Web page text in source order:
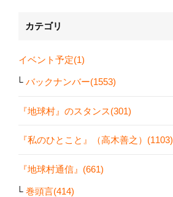
カテゴリ
イベント予定(1)
バックナンバー(1553)
『地球村』のスタンス(301)
『私のひとこと』（高木善之）(1103)
『地球村通信』(661)
巻頭言(414)